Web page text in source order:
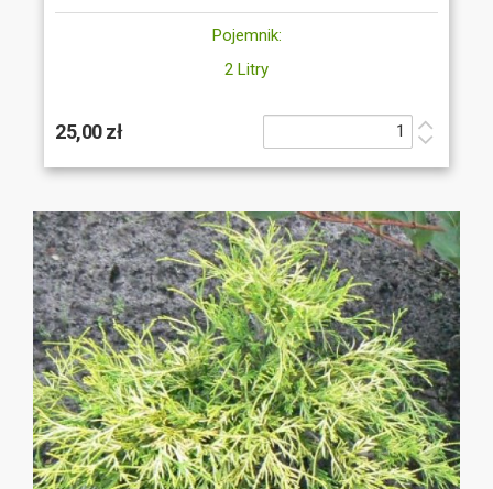
Pojemnik:
2 Litry
25,00 zł